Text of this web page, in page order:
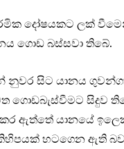
දෝෂයකට ලක්
ගොඩ බස්සවා තිබේ.
නුවර සිට යානය
ගොඩබැස්වීමට සිදුව
කර ඇත්තේ යානයේ
හටගෙන ඇති